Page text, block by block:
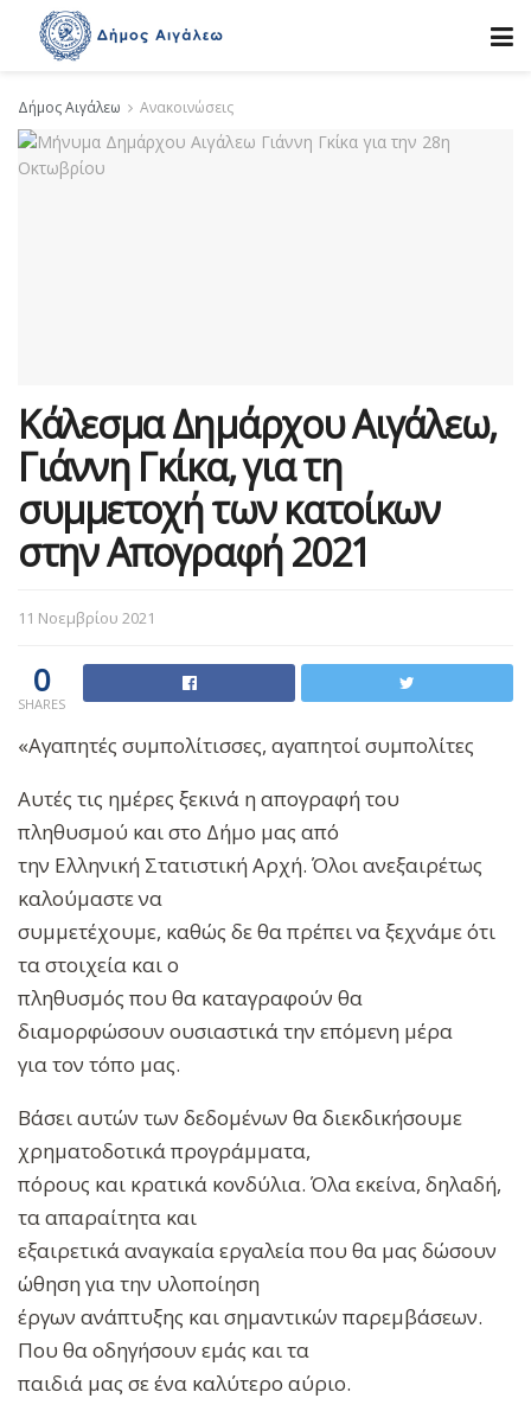
Δήμος Αιγάλεω Ανακοινώσεις
Κάλεσμα Δημάρχου Αιγάλεω,
Γιάννη Γκίκα, για τη
συμμετοχή των κατοίκων
στην Απογραφή 2021
11 Νοεμβρίου 2021
0
SHARES
«Αγαπητές συμπολίτισσες, αγαπητοί συμπολίτες
Αυτές τις ημέρες ξεκινά η απογραφή του
πληθυσμού και στο Δήμο μας από
την Ελληνική Στατιστική Αρχή. Όλοι ανεξαιρέτως
καλούμαστε να
συμμετέχουμε, καθώς δε θα πρέπει να ξεχνάμε ότι
τα στοιχεία και ο
πληθυσμός που θα καταγραφούν θα
διαμορφώσουν ουσιαστικά την επόμενη μέρα
για τον τόπο μας.
Βάσει αυτών των δεδομένων θα διεκδικήσουμε
χρηματοδοτικά προγράμματα,
πόρους και κρατικά κονδύλια. Όλα εκείνα, δηλαδή,
τα απαραίτητα και
εξαιρετικά αναγκαία εργαλεία που θα μας δώσουν
ώθηση για την υλοποίηση
έργων ανάπτυξης και σημαντικών παρεμβάσεων.
Που θα οδηγήσουν εμάς και τα
παιδιά μας σε ένα καλύτερο αύριο.